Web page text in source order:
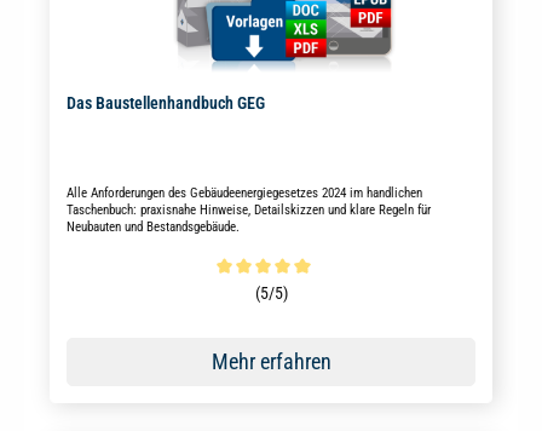
Das Baustellenhandbuch GEG
Alle Anforderungen des Gebäudeenergiegesetzes 2024 im handlichen
Taschenbuch: praxisnahe Hinweise, Detailskizzen und klare Regeln für
Neubauten und Bestandsgebäude.
Durchschnittliche Bewertung von 5 von 5 Sternen
(5/5)
Mehr erfahren